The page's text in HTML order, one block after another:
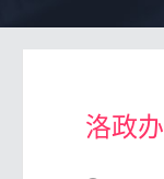
洛政